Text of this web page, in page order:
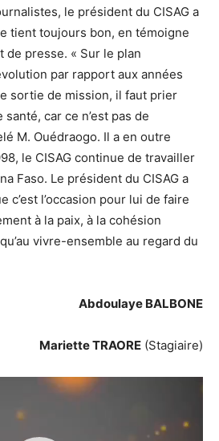
le président du CISAG a
tient toujours bon, en témoigne
de presse. « Sur le plan
par rapport aux années
sortie de mission, il faut prier
car ce n’est pas de
M. Ouédraogo. Il a en outre
le CISAG continue de travailler
Faso. Le président du CISAG a
c’est l’occasion pour lui de faire
à la paix, à la cohésion
vivre-ensemble au regard du
Abdoulaye BALBONE
Mariette TRAORE (Stagiaire)
Lecteur